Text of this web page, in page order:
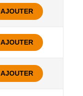
AJOUTER
AJOUTER
AJOUTER